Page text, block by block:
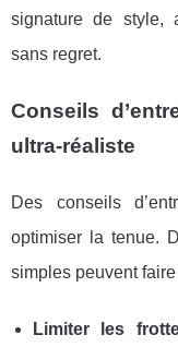
signature de style,
sans regret.
Conseils
ultra-réaliste
Des conseils
optimiser la tenue.
simples peuvent
Limiter les